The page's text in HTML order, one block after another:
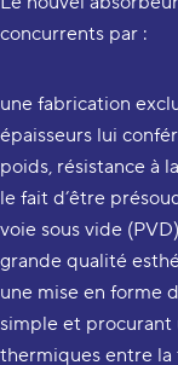
concurrents par :
une fabrication
épaisseurs lui
poids, résistance à
le fait d’être
voie sous vide
grande qualité
une mise en forme
simple et procurant
thermiques entre